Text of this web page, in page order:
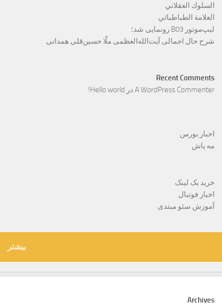
السلوك العقلاني
العلامة الطباطبائي
لیپ‌موتور B03 رونمایی شد؛
شرح حال اجمالی آیت‌الله‌العظمی ملّا حسین‌قلی همدانی
Recent Comments
A WordPress Commenter در Hello world!
اخبار بورس
مه پاش
خرید بک لینک
اخبار فوتبال
آموزش سئو مبتدی
بیشتر
Archives